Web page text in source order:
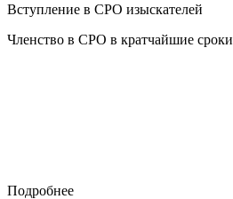
Вступление в СРО изыскателей
Членство в СРО в кратчайшие сроки
Подробнее